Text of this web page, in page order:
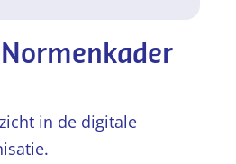
in de digitale